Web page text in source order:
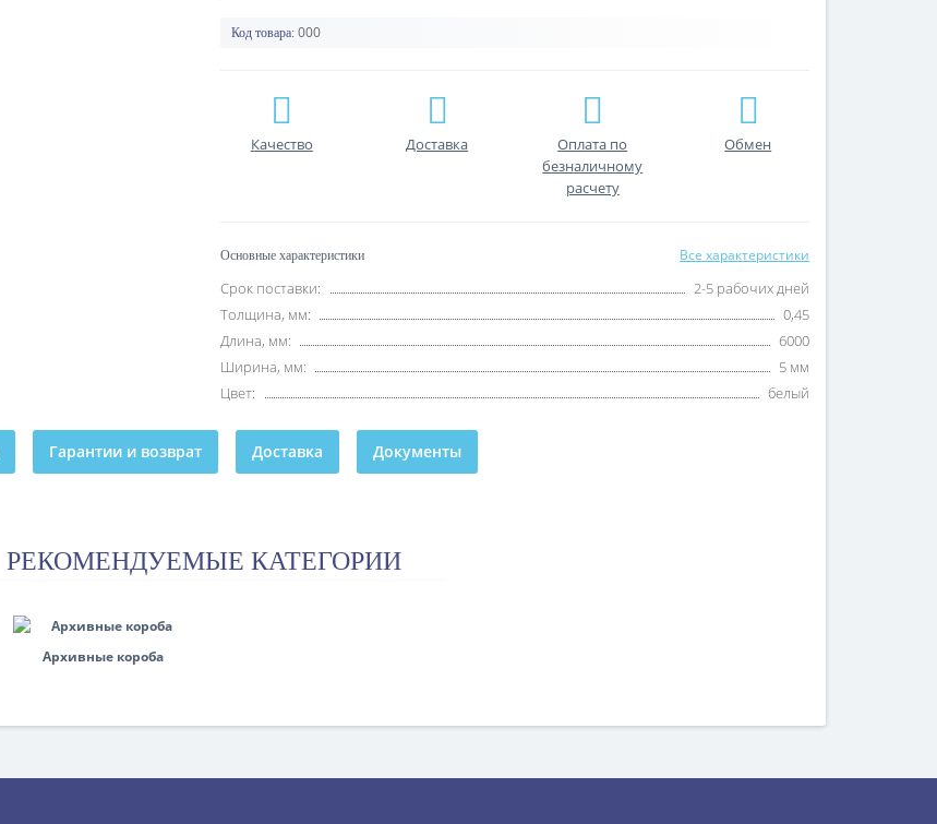
Код товара: 000
Качество Доставка
Оплата по
безналичному
расчету
Обмен
Основные характеристики Все характеристики
Срок поставки:
2-5 рабочих дней
Толщина, мм:
0,45
Длина, мм:
6000
Ширина, мм:
5 мм
Цвет:
белый
Гарантии и возврат Доставка Документы
РЕКОМЕНДУЕМЫЕ КАТЕГОРИИ
Архивные короба